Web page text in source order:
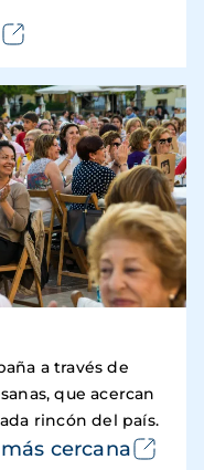
a través de
que acercan
rincón del país.
cercana